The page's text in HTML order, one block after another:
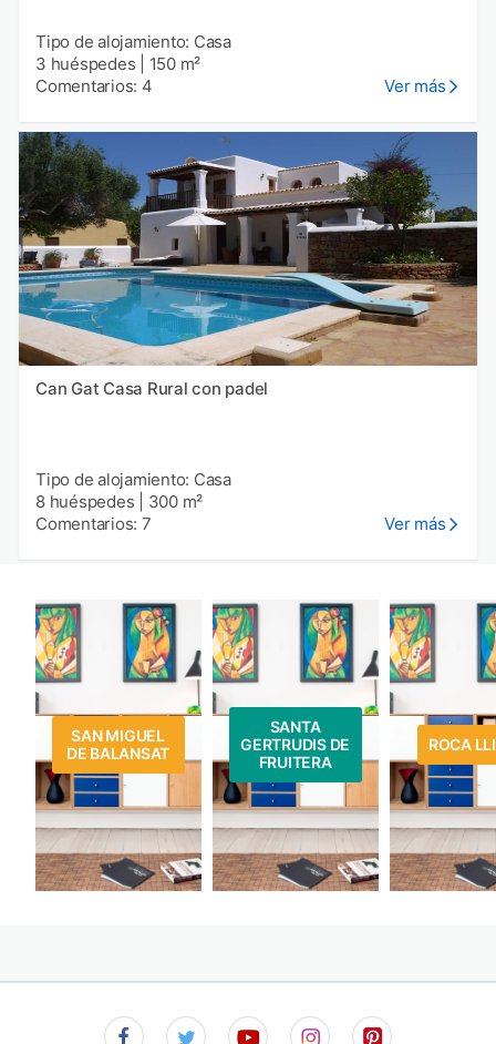
Tipo de alojamiento: Casa
3 huéspedes
150 m²
Comentarios: 4
Ver más
Can Gat Casa Rural con padel
Tipo de alojamiento: Casa
8 huéspedes
300 m²
Comentarios: 7
Ver más
SAN MIGUEL
DE BALANSAT
SANTA
GERTRUDIS DE
FRUITERA
ROCA